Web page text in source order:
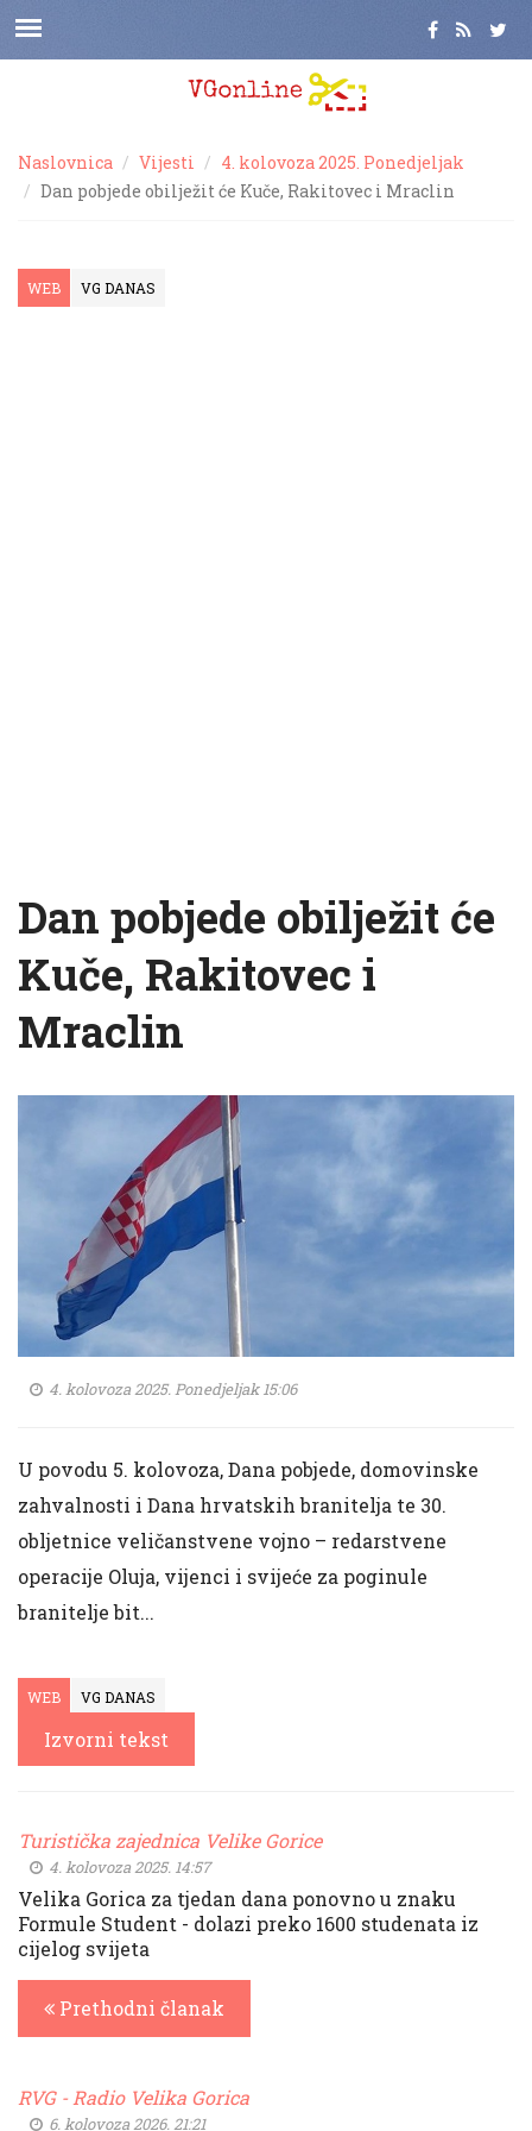
Naslovnica Vijesti
4. kolovoza 2025. Ponedjeljak
Dan pobjede obilježit će Kuče, Rakitovec i Mraclin
WEB VG DANAS
Dan pobjede obilježit će
Kuče, Rakitovec i
Mraclin
4. kolovoza 2025. Ponedjeljak 15:06
U povodu 5. kolovoza, Dana pobjede, domovinske
zahvalnosti i Dana hrvatskih branitelja te 30.
obljetnice veličanstvene vojno – redarstvene
operacije Oluja, vijenci i svijeće za poginule
branitelje bit...
WEB VG DANAS
Izvorni tekst
Turistička zajednica Velike Gorice
4. kolovoza 2025. 14:57
Velika Gorica za tjedan dana ponovno u znaku
Formule Student - dolazi preko 1600 studenata iz
cijelog svijeta
Prethodni članak
RVG - Radio Velika Gorica
6. kolovoza 2026. 21:21